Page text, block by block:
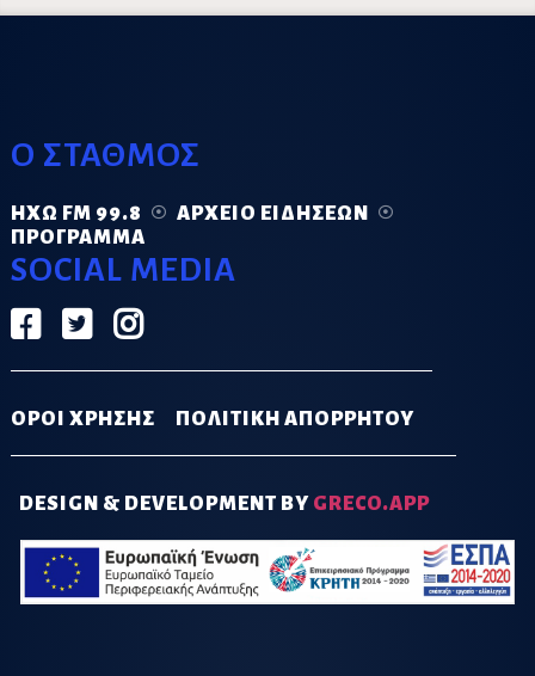
Ο ΣΤΑΘΜΟΣ
ΗΧΏ FM 99.8
ΑΡΧΕΊΟ ΕΙΔΉΣΕΩΝ
ΠΡΌΓΡΑΜΜΑ
SOCIAL MEDIA
ΟΡΟΙ ΧΡΗΣΗΣ ΠΟΛΙΤΙΚΗ ΑΠΟΡΡΗΤΟΥ
DESIGN & DEVELOPMENT BY GRECO.APP